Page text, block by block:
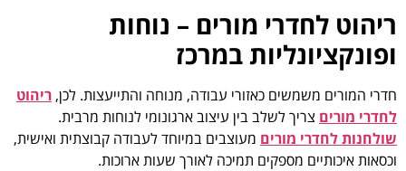
ריהוט לחדרי מורים – נוחות
ופונקציונליות במרכז
חדרי המורים משמשים כאזורי עבודה, מנוחה והתייעצות. לכן, ריהוט
לחדרי מורים צריך לשלב בין עיצוב ארגונומי לנוחות מרבית.
שולחנות לחדרי מורים מעוצבים במיוחד לעבודה קבוצתית ואישית,
וכסאות איכותיים מספקים תמיכה לאורך שעות ארוכות.